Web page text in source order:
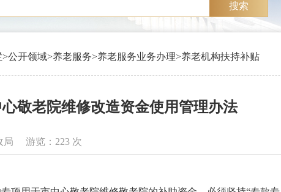
搜索
>公开领域>养老服务>养老服务业务办理>养老机构扶持补贴
敬老院维修改造资金使用管理办法
局 游览： 223 次